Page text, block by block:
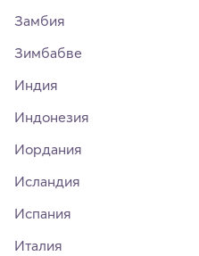
Замбия
Зимбабве
Индия
Индонезия
Иордания
Исландия
Испания
Италия